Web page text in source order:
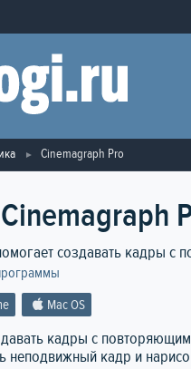
Cinemagraph Pro
создавать кадры с
Mac OS
кадры с
неподвижный кадр и